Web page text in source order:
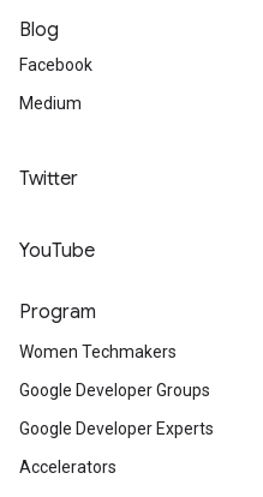
Blog
Facebook
Medium
Twitter
YouTube
Program
Women Techmakers
Google Developer Groups
Google Developer Experts
Accelerators